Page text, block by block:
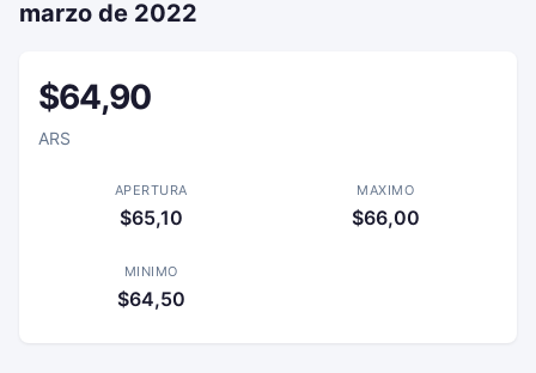
marzo de 2022
$64,90
ARS
APERTURA
$65,10
MAXIMO
$66,00
MINIMO
$64,50